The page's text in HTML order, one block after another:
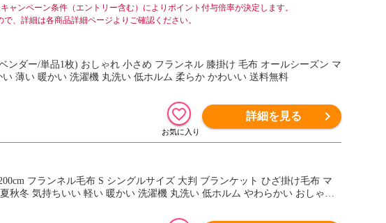
ャンペーン条件（エントリー含む）によりポイント付与倍率が決定します。
、詳細は各商品詳細ページよりご確認ください。
ンダー/単品1枚) おしゃれ 小さめ フランネル 膝掛け 毛布 オールシーズン マ
薄い 暖かい 洗濯機 丸洗い 低ホルム 柔らか かわいい 送料無料
詳細を見る
フランネル毛布 S シングルサイズ 大判 ブランケット ひざ掛け毛布 マ
秋冬 気持ちいい 軽い 暖かい 洗濯機 丸洗い 低ホルム やわらかい おしゃれ